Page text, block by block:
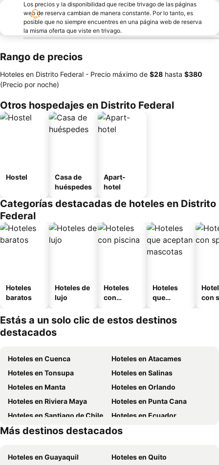
Los precios y la disponibilidad que recibe trivago de las páginas
web de reserva cambian de manera constante. Por lo tanto, es
posible que no siempre encuentres en una página web de reserva
la misma oferta que viste en trivago.
Rango de precios
Hoteles en Distrito Federal - Precio máximo de ‎$28 hasta ‎$380
(Precio por noche)
Otros hospedajes en Distrito Federal
Hostel
Casa de
huéspedes
Apart-
hotel
Categorías destacadas de hoteles en Distrito
Federal
Hoteles
baratos
Hoteles de
lujo
Hoteles
con
Hoteles
que
mascotas
con
Estás a un solo clic de estos destinos
destacados
Hoteles en Cuenca
Hoteles en Atacames
Hoteles en Tonsupa
Hoteles en Salinas
Hoteles en Manta
Hoteles en Orlando
Hoteles en Riviera Maya
Hoteles en Punta Cana
Hoteles en Santiago de Chile
Hoteles en Ecuador
Hoteles en México
Hoteles en Chicago
Más destinos destacados
Hoteles en Guayaquil
Hoteles en Quito